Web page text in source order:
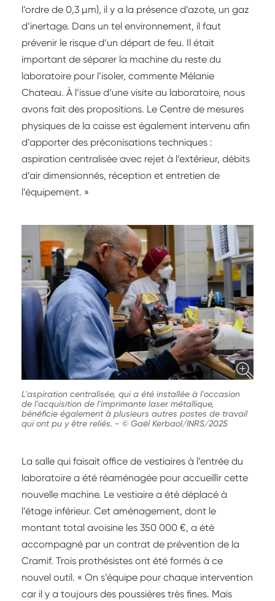
l’ordre de 0,3 µm), il y a la présence d’azote, un gaz
d’inertage. Dans un tel environnement, il faut
prévenir le risque d’un départ de feu. Il était
important de séparer la machine du reste du
laboratoire pour l’isoler, commente Mélanie
Chateau. À l’issue d’une visite au laboratoire, nous
avons fait des propositions. Le Centre de mesures
physiques de la caisse est également intervenu afin
d’apporter des préconisations techniques :
aspiration centralisée avec rejet à l’extérieur, débits
d’air dimensionnés, réception et entretien de
l’équipement. »
L'aspiration centralisée, qui a été installée à l'occasion
de l'acquisition de l'imprimante laser métallique,
bénéficie également à plusieurs autres postes de travail
qui ont pu y être reliés. - © Gaël Kerbaol/INRS/2025
La salle qui faisait office de vestiaires à l’entrée du
laboratoire a été réaménagée pour accueillir cette
nouvelle machine. Le vestiaire a été déplacé à
l’étage inférieur. Cet aménagement, dont le
montant total avoisine les 350 000 €, a été
accompagné par un contrat de prévention de la
Cramif. Trois prothésistes ont été formés à ce
nouvel outil. « On s’équipe pour chaque intervention
car il y a toujours des poussières très fines. Mais